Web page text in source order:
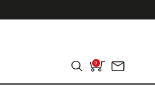
0